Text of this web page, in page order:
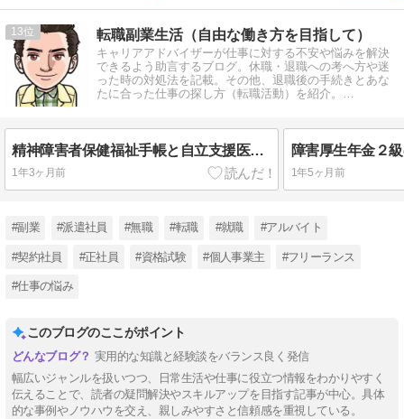
13 転職副業生活（自由な働き方を目指して）
キャリアアドバイザーが仕事に対する不安や悩みを解決
できるよう助言するブログ。休職・退職への考へ方や迷
った時の対処法を記載。その他、退職後の手続きとあな
たに合った仕事の探し方（転職活動）を紹介。
精神障害者保健福祉手帳と自立支援医療制度を同時申請する方法
1年3ヶ月前 1年5ヶ月前
#副業 #派遣社員 #無職 #転職 #就職 #アルバイト
#契約社員 #正社員 #資格試験 #個人事業主 #フリーランス
#仕事の悩み
このブログのここがポイント
実用的な知識と経験談をバランス良く発信
幅広いジャンルを扱いつつ、日常生活や仕事に役立つ情報をわかりやすく
伝えることで、読者の疑問解決やスキルアップを目指す記事が中心。具体
的な事例やノウハウを交え、親しみやすさと信頼感を重視している。